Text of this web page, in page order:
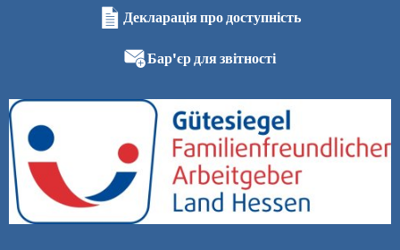
Декларація про доступність
Бар'єр для звітності